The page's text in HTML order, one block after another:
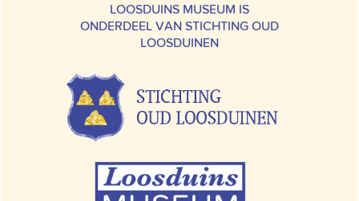
LOOSDUINS MUSEUM IS
ONDERDEEL VAN STICHTING OUD
LOOSDUINEN